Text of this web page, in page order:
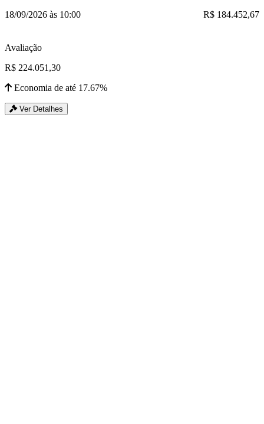
18/09/2026 às 10:00
R$ 184.452,67
Avaliação
R$ 224.051,30
Economia de até 17.67%
Ver Detalhes